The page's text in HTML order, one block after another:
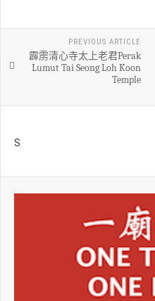
PREVIOUS ARTICLE
霹雳清心寺太上老君Perak
Lumut Tai Seong Loh Koon
Temple
S